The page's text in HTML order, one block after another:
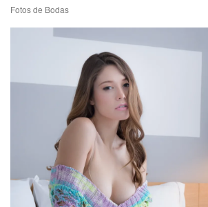
Fotos de Bodas